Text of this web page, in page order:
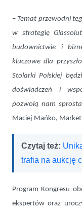
– Temat przewodni
w strategię
budownictwie i
kluczowe dla
Stolarki Polskiej
doświadczeń i
pozwolą nam
Maciej Mańko,
Czytaj też:
trafia na aukcję
Program Kongresu
ekspertów oraz